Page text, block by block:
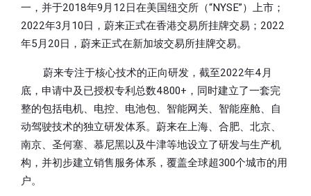
一，并于2018年9月12日在美国纽交所（“NYSE”）上市；
2022年3月10日，蔚来正式在香港交易所挂牌交易；2022
年5月20日，蔚来正式在新加坡交易所挂牌交易。
蔚来专注于核心技术的正向研发，截至2022年4月
底，申请中及已授权专利总数4800+，同时建立了一套完
整的包括电机、电控、电池包、智能网关、智能座舱、自
动驾驶技术的独立研发体系。蔚来在上海、合肥、北京、
南京、圣何塞、慕尼黑以及牛津等地设立了研发与生产机
构，并初步建立销售服务体系，覆盖全球超300个城市的用
户。